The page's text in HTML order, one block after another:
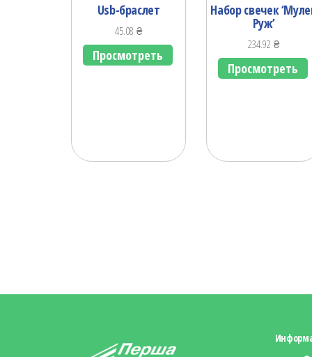
Usb-браслет
45.08₴
Просмотреть
Набор свечек
Руж’
234.92₴
Просмотреть